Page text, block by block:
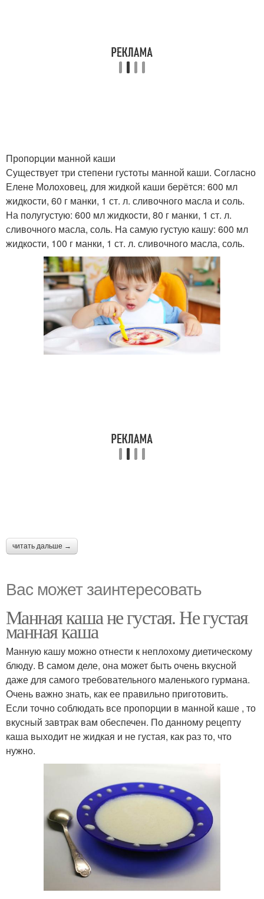
Пропорции манной каши
Существует три степени густоты манной каши. Согласно
Елене Молоховец, для жидкой каши берётся: 600 мл
жидкости, 60 г манки, 1 ст. л. сливочного масла и соль.
На полугустую: 600 мл жидкости, 80 г манки, 1 ст. л.
сливочного масла, соль. На самую густую кашу: 600 мл
жидкости, 100 г манки, 1 ст. л. сливочного масла, соль.
читать дальше →
Вас может заинтересовать
Манная каша не густая. Не густая
манная каша
Манную кашу можно отнести к неплохому диетическому
блюду. В самом деле, она может быть очень вкусной
даже для самого требовательного маленького гурмана.
Очень важно знать, как ее правильно приготовить.
Если точно соблюдать все пропорции в манной каше , то
вкусный завтрак вам обеспечен. По данному рецепту
каша выходит не жидкая и не густая, как раз то, что
нужно.